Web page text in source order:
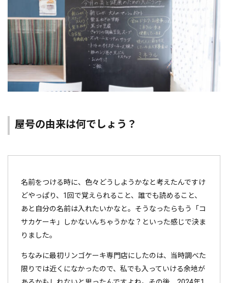
屋号の由来は何でしょう？
名前をつける時に、色々どうしようかなと考えたんですけ
どやっぱり、1回で覚えられること、誰でも読めること、
あと自分の名前は入れたいかなと。そうなったらもう「コ
サカケーキ」しかないんちゃうかな？といった感じで決ま
りました。
ちなみに最初リンゴケーキ専門店にしたのは、当時調べた
限りでは近くになかったので、私でも入っていける余地が